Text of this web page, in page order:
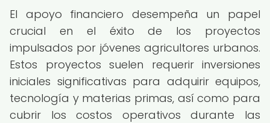
El apoyo financiero desempeña un papel
crucial en el éxito de los proyectos
impulsados por jóvenes agricultores urbanos.
Estos proyectos suelen requerir inversiones
iniciales significativas para adquirir equipos,
tecnología y materias primas, así como para
cubrir los costos operativos durante las